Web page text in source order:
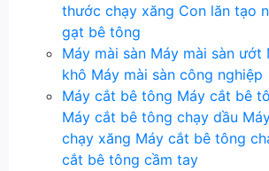
thước chạy xăng Con lăn tạo
gạt bê tông
Máy mài sàn Máy mài sàn ướt
khô Máy mài sàn công nghiệp
Máy cắt bê tông Máy cắt bê
Máy cắt bê tông chạy dầu
chạy xăng Máy cắt bê tông
cắt bê tông cầm tay